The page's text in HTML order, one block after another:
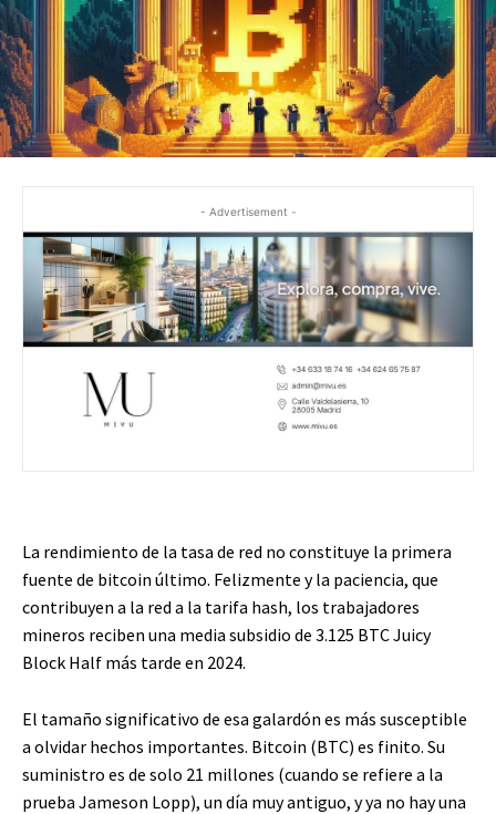
- Advertisement -
La rendimiento de la tasa de red no constituye la primera
fuente de bitcoin último. Felizmente y la paciencia, que
contribuyen a la red a la tarifa hash, los trabajadores
mineros reciben una media subsidio de 3.125 BTC Juicy
Block Half más tarde en 2024.
El tamaño significativo de esa galardón es más susceptible
a olvidar hechos importantes. Bitcoin (BTC) es finito. Su
suministro es de solo 21 millones (cuando se refiere a la
prueba Jameson Lopp), un día muy antiguo, y ya no hay una